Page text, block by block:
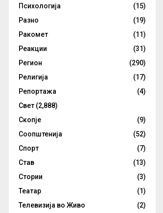
Психологија
(15)
Разно
(19)
Ракомет
(11)
Реакции
(31)
Регион
(290)
Религија
(17)
Репортажа
(4)
Свет (2,888)
Скопје
(9)
Соопштенија
(52)
Спорт
(7)
Став
(13)
Стории
(3)
Театар
(1)
Телевизија во Живо
(2)